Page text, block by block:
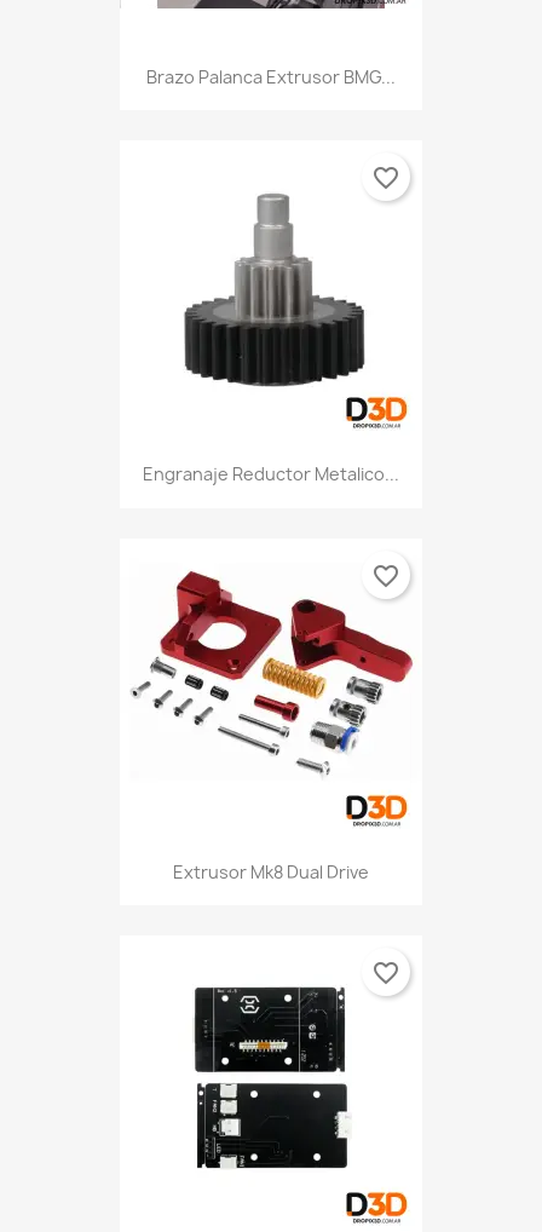
Brazo Palanca Extrusor BMG...
Engranaje Reductor Metalico...
favorite_border
Extrusor Mk8 Dual Drive
favorite_border
favorite_border